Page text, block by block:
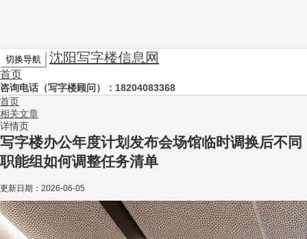
切换导航 沈阳写字楼信息网
首页
咨询电话（写字楼顾问）：18204083368
首页
相关文章
详情页
写字楼办公年度计划发布会场馆临时调换后不同
职能组如何调整任务清单
更新日期： 2026-06-05